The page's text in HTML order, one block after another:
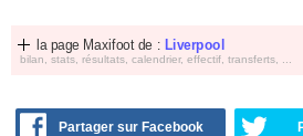
la page Maxifoot de : Liverpool
bilan, stats, résultats, calendrier, effectif, transferts, ...
Partager sur Facebook